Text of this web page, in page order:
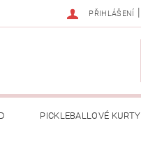
PŘIHLÁŠENÍ |
PICKLEBALLOVÉ KURTY